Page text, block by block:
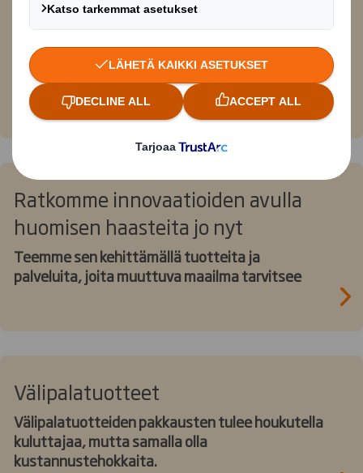
juomateollisuudelle
Valikoimissamme on monenlaisia aaltopahvisia
pakkauksia juomateollisuudelle
Ratkomme innovaatioiden avulla
huomisen haasteita jo nyt
Teemme sen kehittämällä tuotteita ja
palveluita, joita muuttuva maailma tarvitsee
Välipalatuotteet
Välipalatuotteiden pakkausten tulee houkutella
kuluttajaa, mutta samalla olla
kustannustehokkaita.